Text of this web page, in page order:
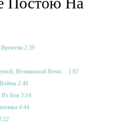
2:39
Незнакомой Ночи… 1:02
2:46
Боя 3:14
4:44